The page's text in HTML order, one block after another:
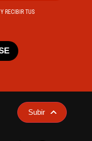
RECIBIR TUS
Subir